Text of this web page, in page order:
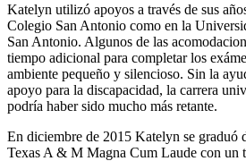
Katelyn utilizó apoyos a través de sus
Colegio San Antonio como en la
San Antonio. Algunos de las
tiempo adicional para completar los
ambiente pequeño y silencioso. Sin la
apoyo para la discapacidad, la carrera
podría haber sido mucho más retante.
En diciembre de 2015 Katelyn se graduó
Texas A & M Magna Cum Laude con un